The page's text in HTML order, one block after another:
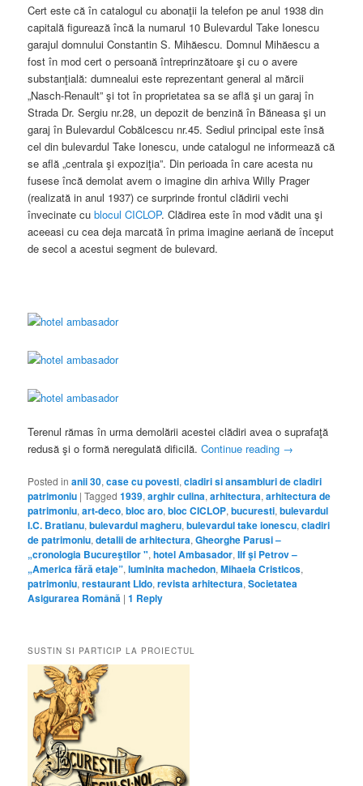
Cert este că în catalogul cu abonaţii la telefon pe anul 1938 din
capitală figurează încă la numarul 10 Bulevardul Take Ionescu
garajul domnului Constantin S. Mihăescu. Domnul Mihăescu a
fost în mod cert o persoană întreprinzătoare şi cu o avere
substanţială: dumnealui este reprezentant general al mărcii
„Nasch-Renault” şi tot în proprietatea sa se află şi un garaj în
Strada Dr. Sergiu nr.28, un depozit de benzină în Băneasa şi un
garaj în Bulevardul Cobălcescu nr.45. Sediul principal este însă
cel din bulevardul Take Ionescu, unde catalogul ne informează că
se află „centrala şi expoziţia”. Din perioada în care acesta nu
fusese încă demolat avem o imagine din arhiva Willy Prager
(realizată in anul 1937) ce surprinde frontul clădirii vechi
învecinate cublocul CICLOP. Clădirea este în mod vădit una şi
aceeasi cu cea deja marcată în prima imagine aeriană de început
de secol a acestui segment de bulevard.
Terenul rămas în urma demolării acestei clădiri avea o suprafaţă
redusă şi o formă neregulată dificilă.Continue reading →
Posted in anii 30,case cu povesti,cladiri si ansambluri de cladiri
patrimoniu |Tagged 1939,arghir culina,arhitectura,arhitectura de
patrimoniu,art-deco,bloc aro,bloc CICLOP,bucuresti,bulevardul
I.C. Bratianu,bulevardul magheru,bulevardul take ionescu,cladiri
de patrimoniu,detalii de arhitectura,Gheorghe Parusi –
„cronologia Bucureştilor ",hotel Ambasador,Ilf şi Petrov –
„America fără etaje”,luminita machedon,Mihaela Cristicos,
patrimoniu,restaurant LIdo,revista arhitectura,Societatea
Asigurarea Română |1 Reply
SUSTIN SI PARTICIP LA PROIECTUL